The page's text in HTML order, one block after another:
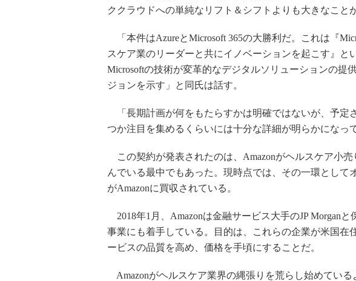
ククラウドへの単純なリフト＆シフトよりも大きなこと
「本件はAzureとMicrosoft 365の大勝利だ。これは『
スケア業のリーダーと共にイノベーションを起こす』と
Microsoftの技術が変革的なデジタルソリューションの提
ジョンを示す」と同氏は話す。
「長期計画が何をもたらすかは明確ではないが、予定
つか注目を集めるくらいには十分な詳細が明らかになっ
この契約が発表されたのは、Amazonがヘルスケア小
んでいる最中でもあった。現時点では、その一環として
がAmazonに買収されている。
2018年1月、Amazonは金融サービス大手のJP Morganと
事業にも着手している。目的は、これらの企業が米国在
ービスの品質を高め、価格を手頃にすることだ。
Amazonがヘルスケア業界の縄張りを荒らし始めている